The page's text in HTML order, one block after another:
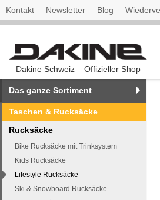
Kontakt Newsletter Blog
Dakine Schweiz – Offizieller Shop
Das ganze Sortiment
Taschen & Rucksäcke
Rucksäcke
Bike Rucksäcke mit Trinksystem
Kids Rucksäcke
Lifestyle Rucksäcke
Ski & Snowboard Rucksäcke